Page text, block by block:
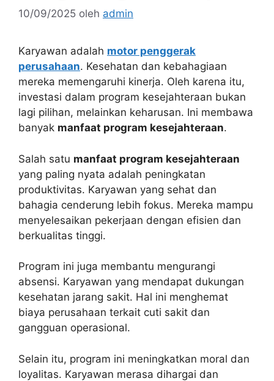
10/09/2025 oleh admin
Karyawan adalah motor penggerak
perusahaan. Kesehatan dan kebahagiaan
mereka memengaruhi kinerja. Oleh karena itu,
investasi dalam program kesejahteraan bukan
lagi pilihan, melainkan keharusan. Ini membawa
banyak manfaat program kesejahteraan.
Salah satu manfaat program kesejahteraan
yang paling nyata adalah peningkatan
produktivitas. Karyawan yang sehat dan
bahagia cenderung lebih fokus. Mereka mampu
menyelesaikan pekerjaan dengan efisien dan
berkualitas tinggi.
Program ini juga membantu mengurangi
absensi. Karyawan yang mendapat dukungan
kesehatan jarang sakit. Hal ini menghemat
biaya perusahaan terkait cuti sakit dan
gangguan operasional.
Selain itu, program ini meningkatkan moral dan
loyalitas. Karyawan merasa dihargai dan